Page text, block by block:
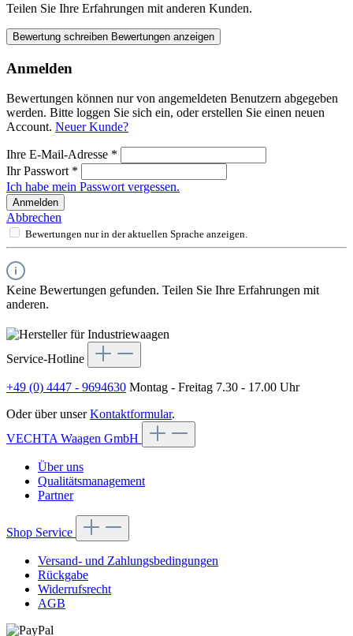
Teilen Sie Ihre Erfahrungen mit anderen Kunden.
Bewertung schreiben Bewertungen anzeigen
Anmelden
Bewertungen können nur von angemeldeten Benutzern abgegeben
werden. Bitte loggen Sie sich ein, oder erstellen Sie einen neuen
Account. Neuer Kunde?
Ihre E-Mail-Adresse *
Ihr Passwort *
Ich habe mein Passwort vergessen.
Anmelden
Abbrechen
Bewertungen nur in der aktuellen Sprache anzeigen.
Keine Bewertungen gefunden. Teilen Sie Ihre Erfahrungen mit
anderen.
Service-Hotline
+49 (0) 4447 - 9694630 Montag - Freitag 7.30 - 17.00 Uhr
Oder über unserKontaktformular.
VECHTA Waagen GmbH
Über uns
Qualitätsmanagement
Partner
Shop Service
Versand- und Zahlungsbedingungen
Rückgabe
Widerrufsrecht
AGB